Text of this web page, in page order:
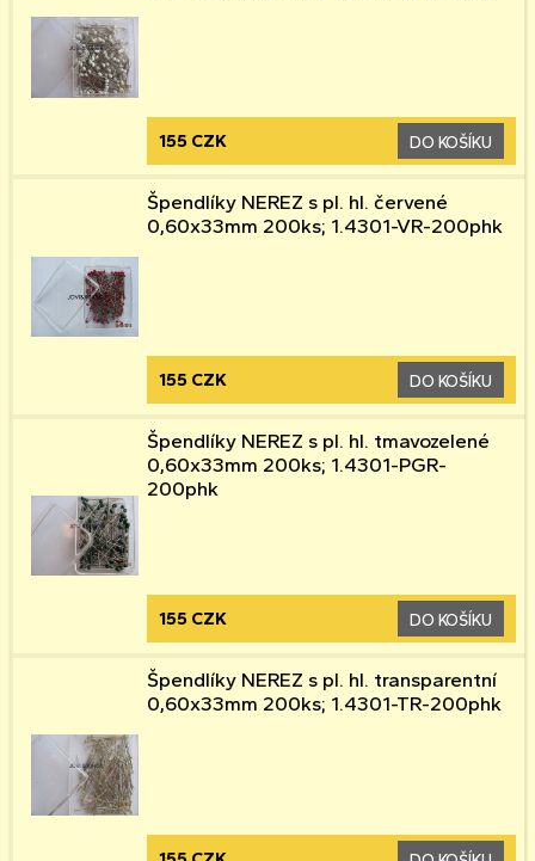
155 CZK DO KOŠÍKU
Špendlíky NEREZ s pl. hl. červené
0,60x33mm 200ks; 1.4301-VR-200phk
155 CZK DO KOŠÍKU
Špendlíky NEREZ s pl. hl. tmavozelené
0,60x33mm 200ks; 1.4301-PGR-
200phk
155 CZK DO KOŠÍKU
Špendlíky NEREZ s pl. hl. transparentní
0,60x33mm 200ks; 1.4301-TR-200phk